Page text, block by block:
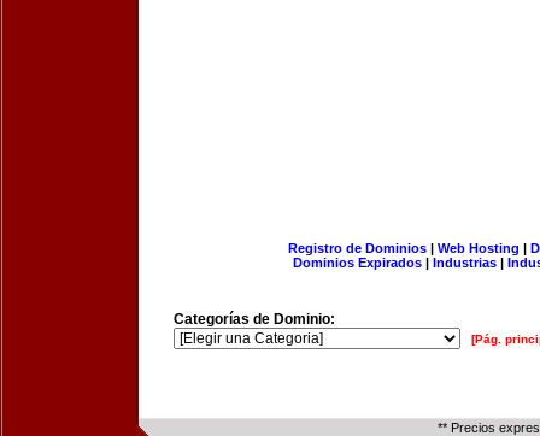
Registro de Dominios| Web Hosting |
Dominios Expirados | Industrias |
Categorías de Dominio:
[Pág.
** Precios